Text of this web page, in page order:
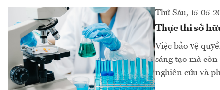
Thứ Sáu, 15-05-
Thực thi sở
Việc bảo vệ
sáng tạo mà
nghiên cứu và